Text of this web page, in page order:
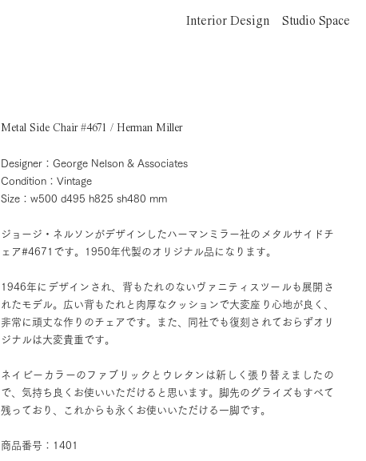
Interior Design Studio Space
Metal Side Chair #4671 / Herman Miller
Designer：George Nelson & Associates
Condition：Vintage
Size：w500 d495 h825 sh480 mm
ジョージ・ネルソンがデザインしたハーマンミラー社のメタルサイドチ
ェア#4671です。1950年代製のオリジナル品になります。
1946年にデザインされ、背もたれのないヴァニティスツールも展開さ
れたモデル。広い背もたれと肉厚なクッションで大変座り心地が良く、
非常に頑丈な作りのチェアです。また、同社でも復刻されておらずオリ
ジナルは大変貴重です。
ネイビーカラーのファブリックとウレタンは新しく張り替えましたの
で、気持ち良くお使いいただけると思います。脚先のグライズもすべて
残っており、これからも永くお使いいただける一脚です。
商品番号：1401